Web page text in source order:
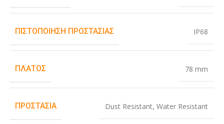
ΠΙΣΤΟΠΟΊΗΣΗ ΠΡΟΣΤΑΣΊΑΣ IP68
ΠΛΆΤΟΣ 78 mm
ΠΡΟΣΤΑΣΊΑ Dust Resistant, Water Resistant